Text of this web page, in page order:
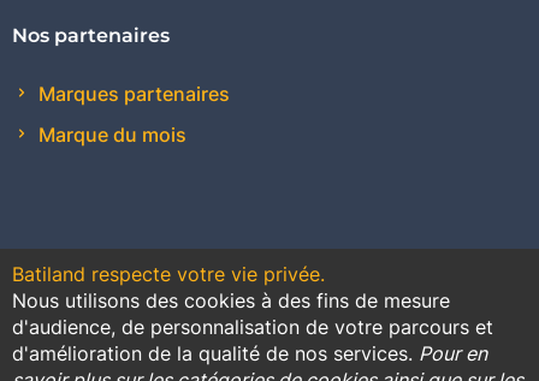
Nos partenaires
Marques partenaires
Marque du mois
Contact Conditions générales de vente
Promotions
Batiland respecte votre vie privée.
Nous utilisons des cookies à des fins de mesure
d'audience, de personnalisation de votre parcours et
d'amélioration de la qualité de nos services. Pour en